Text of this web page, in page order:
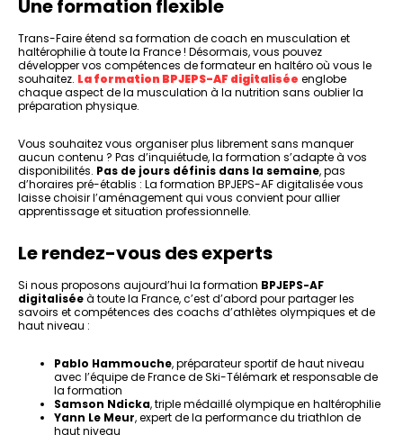
Une formation flexible
Trans-Faire étend sa formation de coach en musculation et
haltérophilie à toute la France ! Désormais, vous pouvez
développer vos compétences de formateur en haltéro où vous le
souhaitez. La formation BPJEPS-AF digitalisée englobe
chaque aspect de la musculation à la nutrition sans oublier la
préparation physique.
Vous souhaitez vous organiser plus librement sans manquer
aucun contenu ? Pas d’inquiétude, la formation s’adapte à vos
disponibilités. Pas de jours définis dans la semaine, pas
d’horaires pré-établis : La formation BPJEPS-AF digitalisée vous
laisse choisir l’aménagement qui vous convient pour allier
apprentissage et situation professionnelle.
Le rendez-vous des experts
Si nous proposons aujourd’hui la formation BPJEPS-AF
digitaliséeà toute la France, c’est d’abord pour partager les
savoirs et compétences des coachs d’athlètes olympiques et de
haut niveau :
Pablo Hammouche, préparateur sportif de haut niveau
avec l’équipe de France de Ski-Télémark et responsable de
la formation
Samson Ndicka, triple médaillé olympique en haltérophilie
Yann Le Meur, expert de la performance du triathlon de
haut niveau